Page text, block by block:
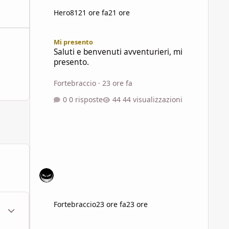
Statistiche Autore
Hero8121 ore fa21 ore
Mi presento
Saluti e benvenuti avventurieri, mi
presento.
Fortebraccio· 23 ore fa
0 risposte
44 visualizzazioni
Fortebraccio23 ore fa23 ore